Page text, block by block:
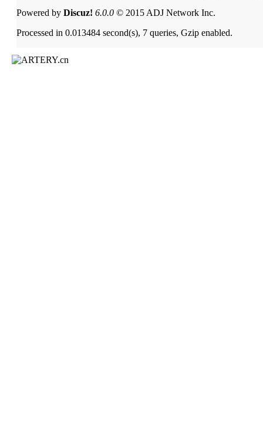
Powered by Discuz! 6.0.0 © 2015 ADJ Network Inc.
Processed in 0.013484 second(s), 7 queries, Gzip enabled.